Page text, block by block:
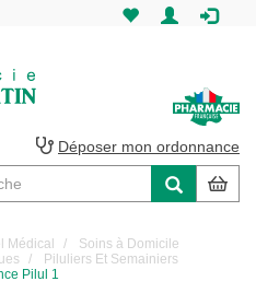
Martin
Pharmacie
Saint-
Martin
Déposer mon ordonnance
Médical
Soins à Domicile
Piluliers Et Semainiers
Pilul 1